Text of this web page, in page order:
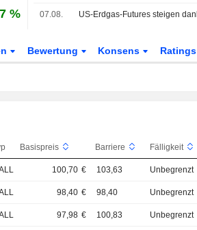
% 07.08.
Bewertung Konsens Ratings
Basispreis Barriere Fälligkeit
100,70 € 103,63 Unbegrenzt
98,40 € 98,40 Unbegrenzt
97,98 € 100,83 Unbegrenzt